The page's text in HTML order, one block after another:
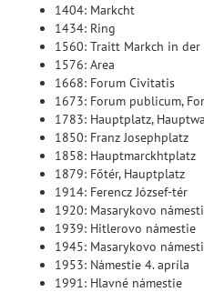
1404: Markcht
1434: Ring
1560: Traitt Markch in der
1576: Area
1668: Forum Civitatis
1673: Forum publicum,
1783: Hauptplatz,
1850: Franz Josephplatz
1858: Hauptmarckhtplatz
1879: Főtér, Hauptplatz
1914: Ferencz József-tér
1920: Masarykovo
1939: Hitlerovo námestie
1945: Masarykovo
1953: Námestie 4. apríla
1991: Hlavné námestie